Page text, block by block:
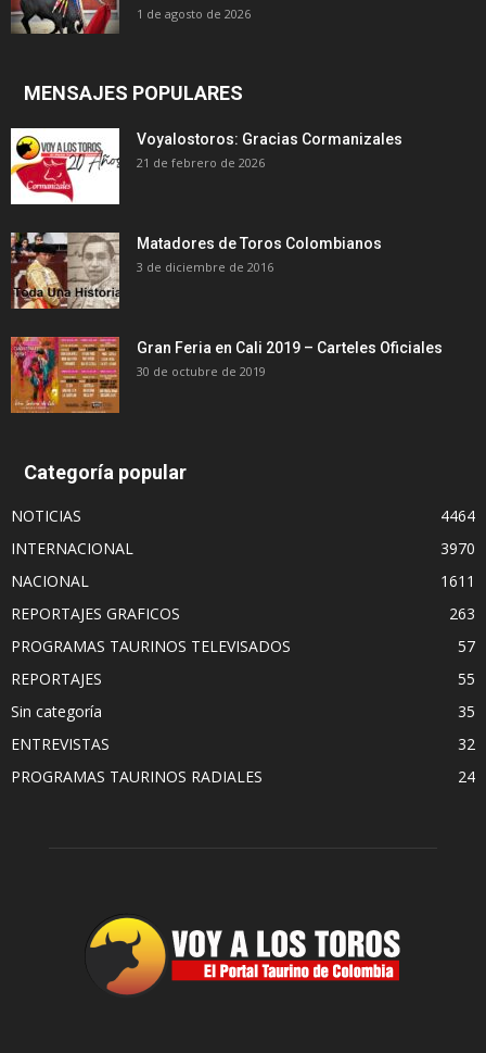
1 de agosto de 2026
MENSAJES POPULARES
Voyalostoros: Gracias Cormanizales
21 de febrero de 2026
Matadores de Toros Colombianos
3 de diciembre de 2016
Gran Feria en Cali 2019 – Carteles Oficiales
30 de octubre de 2019
Categoría popular
NOTICIAS
4464
INTERNACIONAL
3970
NACIONAL
1611
REPORTAJES GRAFICOS
263
PROGRAMAS TAURINOS TELEVISADOS
57
REPORTAJES
55
Sin categoría
35
ENTREVISTAS
32
PROGRAMAS TAURINOS RADIALES
24